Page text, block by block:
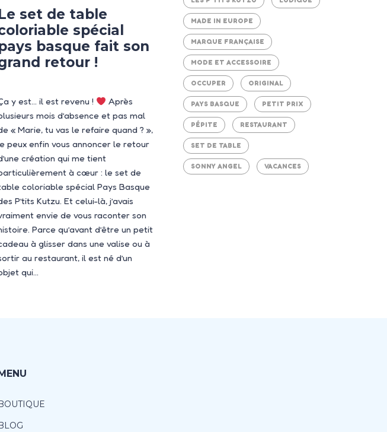
set de table
spécial
basque fait son
retour !
y est… il est revenu !
Après
mois d’absence et pas mal
« Marie, tu vas le refaire quand ? »,
peux enfin vous annoncer le retour
création qui me tient
à cœur : le set de
coloriable spécial Pays Basque
P’tits Kutzu. Et celui-là, j’avais
envie de vous raconter son
Parce qu’avant d’être un petit
à glisser dans une valise ou à
au restaurant, il est né d’un
qui…
MADE IN EUROPE
MARQUE FRANÇAISE
MODE ET ACCESSOIRE
OCCUPER ORIGINAL
PAYS BASQUE PETIT PRIX
PÉPITE RESTAURANT
SET DE TABLE
SONNY ANGEL VACANCES
MENU